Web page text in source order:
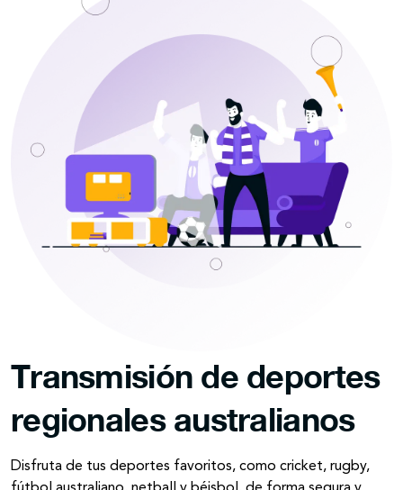
Transmisión de deportes
regionales australianos
Disfruta de tus deportes favoritos, como cricket, rugby,